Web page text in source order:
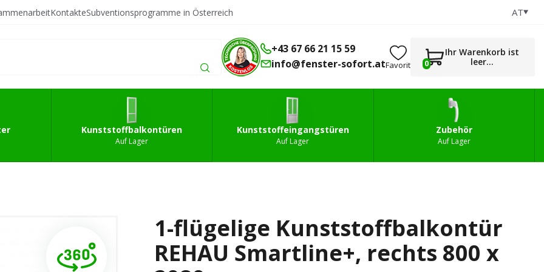
Kunststoffbalkontüren Kunststoffeingangstüren 0
KontakteSubventionsprogramme in Österreich AT
+43 67 66 21 15 59
info@fenster-sofort.atFavorit 0
Ihr Warenkorb ist
leer...
Kunststoffbalkontüren
Auf Lager
Kunststoffeingangstüren
Auf Lager
Zubehör
Auf Lager
1-flügelige Kunststoffbalkontür
REHAU Smartline+, rechts 800 x